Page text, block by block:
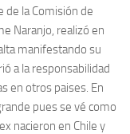
la Comisión de
Naranjo, realizó en
manifestando su
a la responsabilidad
en otros paises. En
pues se vé como
nacieron en Chile y